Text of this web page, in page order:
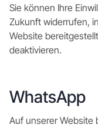
Sie können Ihre
Zukunft widerrufen,
Website
deaktivieren.
WhatsApp
Auf unserer Website